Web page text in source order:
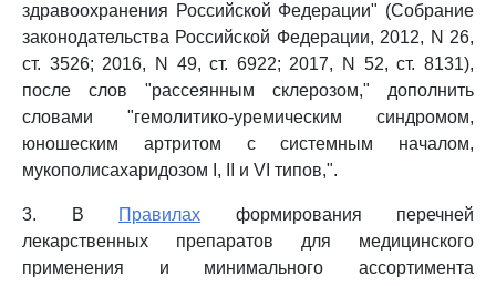
здравоохранения Российской Федерации" (Собрание
законодательства Российской Федерации, 2012, N 26,
ст. 3526; 2016, N 49, ст. 6922; 2017, N 52, ст. 8131),
после слов "рассеянным склерозом," дополнить
словами "гемолитико-уремическим синдромом,
юношеским артритом с системным началом,
мукополисахаридозом I, II и VI типов,".
3. В Правилах формирования перечней
лекарственных препаратов для медицинского
применения и минимального ассортимента